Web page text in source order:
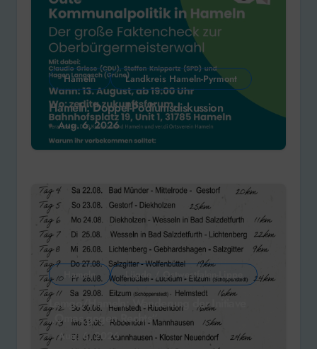
Hameln Landkreis Hameln-Pyrmont
Hameln: Doppel-Podiumsdiskussion
Aug. 6, 2026
Hameln Lügde / Ostwestfalen-Lippe
Lemgo/Hameln: Wanderung der Initiave
„Omas gegen Rechts“
Aug. 6, 2026